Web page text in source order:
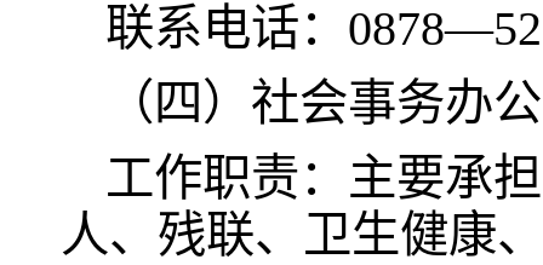
联系电话：
（四）社会事务办
工作职责：主要承
人、残联、卫生健康